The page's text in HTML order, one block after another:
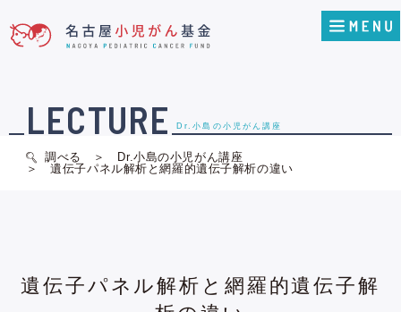
LECTURE Dr.小島の小児がん講座
調べる
Dr.小島の小児がん講座
遺伝子パネル解析と網羅的遺伝子解析の違い
遺伝子パネル解析と網羅的遺伝子解